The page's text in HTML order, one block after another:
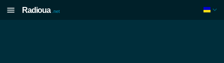
Radioua .net